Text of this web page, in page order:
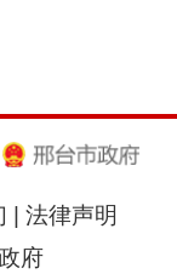
法律声明
府